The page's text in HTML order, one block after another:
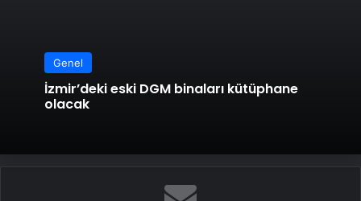
Genel
İzmir’deki eski DGM binaları kütüphane
olacak